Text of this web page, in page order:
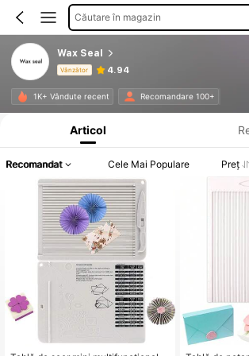
Căutare în magazin
Wax Seal
Vânzător 4.94
1K+ Vândute recent Recomandare 100+
Informații despre produs: Divulgarea prețului, detalii
Articol
Recomandat Cele Mai Populare Preț